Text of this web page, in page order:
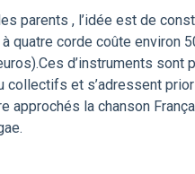
parents , l’idée est de
quatre corde coûte environ
d’instruments sont
et s’adressent
approchés la chanson